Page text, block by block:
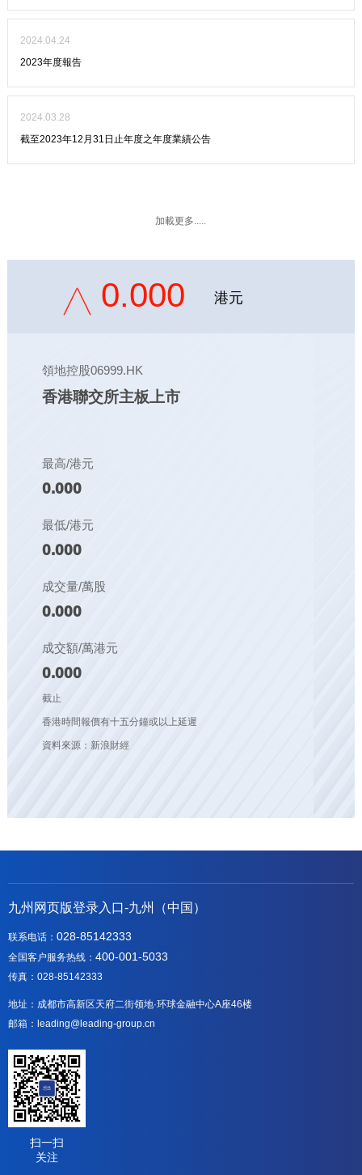
2024.04.24
2023年度報告
2024.03.28
截至2023年12月31日止年度之年度業績公告
加載更多.....
0.000 港元
領地控股06999.HK
香港聯交所主板上市
最高/港元
0.000
最低/港元
0.000
成交量/萬股
0.000
成交額/萬港元
0.000
截止
香港時間報價有十五分鐘或以上延遲
資料來源：新浪財經
九州网页版登录入口-九州（中国）
联系电话： 028-85142333
全国客户服务热线： 400-001-5033
传真：028-85142333
地址：成都市高新区天府二街领地·环球金融中心A座46楼
邮箱：leading@leading-group.cn
扫一扫
关注